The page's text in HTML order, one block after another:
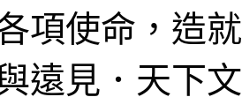
項使命，造
遠見．天下